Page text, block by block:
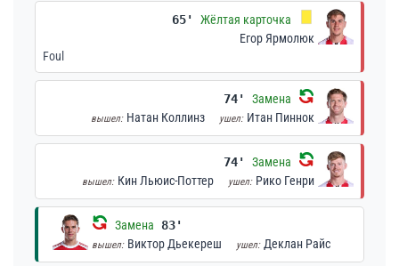
65'
Жёлтая карточка
Егор Ярмолюк
Foul
74' Замена
вышел: Натан Коллинз ушел: Итан Пиннок
74' Замена
вышел: Кин Льюис-Поттер ушел: Рико Генри
Замена 83'
вышел: Виктор Дьекереш ушел: Деклан Райс